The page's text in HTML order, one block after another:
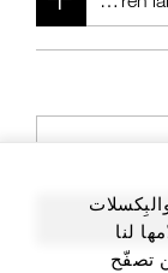
لنا
تصفّح